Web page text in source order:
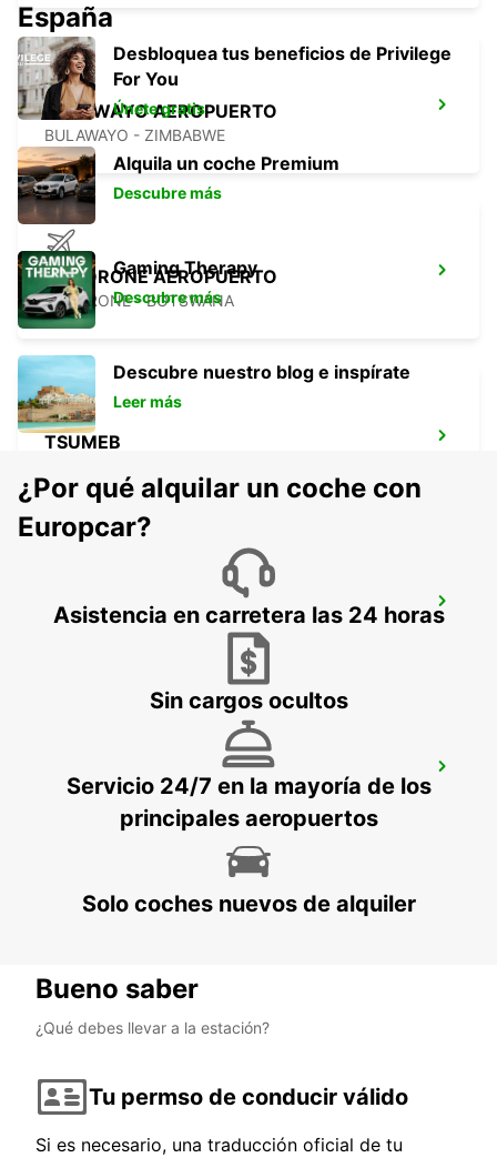
BULAWAYO AEROPUERTO
BULAWAYO - ZIMBABWE
GABORONE AEROPUERTO
GABORONE - BOTSWANA
TSUMEB
WINDHOEK AEROPUERTO
MAFIKENG
MAFIKENG - SOUTH AFRICA
España
Desbloquea tus beneficios de Privilege
For You
Únete gratis
Alquila un coche Premium
Descubre más
Gaming Therapy
Descubre más
Descubre nuestro blog e inspírate
Leer más
¿Por qué alquilar un coche con
Europcar?
Asistencia en carretera las 24 horas
Sin cargos ocultos
Servicio 24/7 en la mayoría de los
principales aeropuertos
Solo coches nuevos de alquiler
Bueno saber
¿Qué debes llevar a la estación?
Tu permso de conducir válido
Si es necesario, una traducción oficial de tu